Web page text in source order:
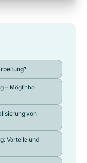
– Mögliche
von
Vorteile und